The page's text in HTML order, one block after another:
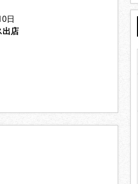
日
出店